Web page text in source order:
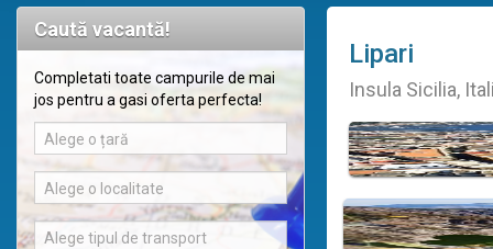
Caută vacantă!
Completati toate campurile de mai
jos pentru a gasi oferta perfecta!
Alege o țară
Alege o localitate
Alege tipul de transport
Lipari
Insula Sicilia,